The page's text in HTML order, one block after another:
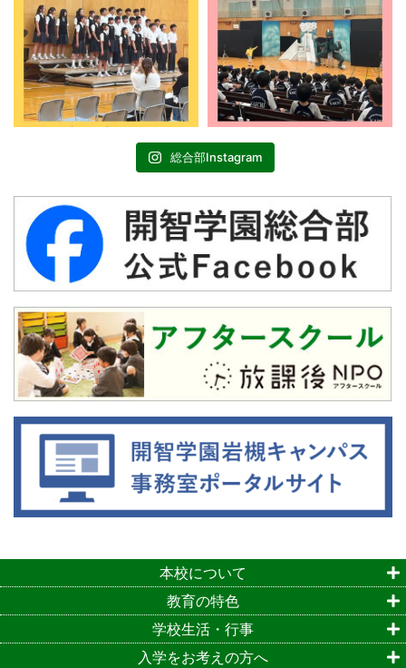
総合部Instagram
本校について
教育の特色
学校生活・行事
入学をお考えの方へ